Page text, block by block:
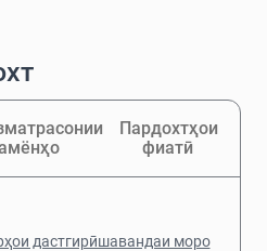
Пардохтҳои
фиатӣ
дастгирӣшавандаи моро